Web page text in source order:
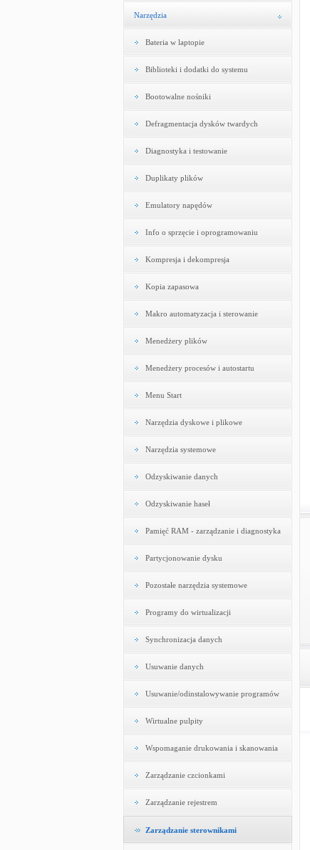
Narzędzia
Bateria w laptopie
Biblioteki i dodatki do systemu
Bootowalne nośniki
Defragmentacja dysków twardych
Diagnostyka i testowanie
Duplikaty plików
Emulatory napędów
Info o sprzęcie i oprogramowaniu
Kompresja i dekompresja
Kopia zapasowa
Makro automatyzacja i sterowanie
Menedżery plików
Menedżery procesów i autostartu
Menu Start
Narzędzia dyskowe i plikowe
Narzędzia systemowe
Odzyskiwanie danych
Odzyskiwanie haseł
Pamięć RAM - zarządzanie i diagnostyka
Partycjonowanie dysku
Pozostałe narzędzia systemowe
Programy do wirtualizacji
Synchronizacja danych
Usuwanie danych
Usuwanie/odinstalowywanie programów
Wirtualne pulpity
Wspomaganie drukowania i skanowania
Zarządzanie czcionkami
Zarządzanie rejestrem
Zarządzanie sterownikami